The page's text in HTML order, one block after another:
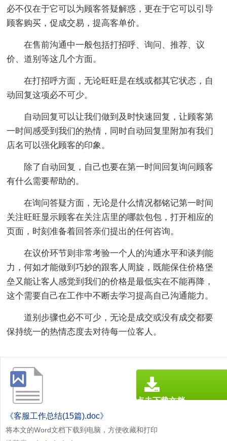
必不仅在于它可以为顾客答疑解惑，更在于它可以引导
顾客购买，促成交易，提高客单价。
在售前沟通中一般包括打招呼、询问、推荐、议
价、道别等这几个方面。
在打招呼方面，无论旺旺是在线或都其它状态，自
动回复这项必不可少。
自动回复可以让我们做到及时快速回复，让顾客第
一时间感受到我们的热情，同时自动回复里附加有我们
店名可以强化顾客的印象。
除了自动回复，自己也要在第一时间回复询问顾客
有什么需要帮助的。
在询问答疑方面，无论是什么情况都铭记第一时间
关注旺旺显示顾客在关注店里的哪款包包，打开相应的
页面，时刻准备着回答亲们提出的任何咨询。
在议价环节则非常考验一个人的沟通水平和谈判能
力，何如才能做到巧妙的跟客人周旋，既能保住价格堡
垒又能让客人感觉到我们的价格是最低实在不能再降，
这个需要自己在工作中不断去学习提高自己沟通能力。
道别步骤也必不可少，无论是成交或没有成交都要
保持统一的热情态度去对待每一位客人。
《客服工作总结(15篇).doc》
将本文的Word文档下载到电脑，方便收藏和打印
点击下载文档